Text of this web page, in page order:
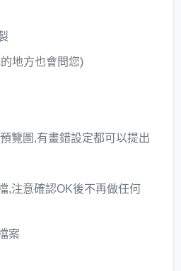
地方也會問您)
覽圖,有畫錯設定都可以提出
,注意確認OK後不再做任何
案